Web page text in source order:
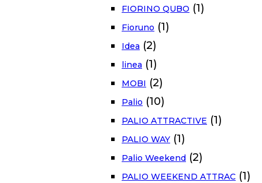
FIORINO QUBO (1)
Fioruno (1)
Idea (2)
linea (1)
MOBI (2)
Palio (10)
PALIO ATTRACTIVE (1)
PALIO WAY (1)
Palio Weekend (2)
PALIO WEEKEND ATTRAC (1)